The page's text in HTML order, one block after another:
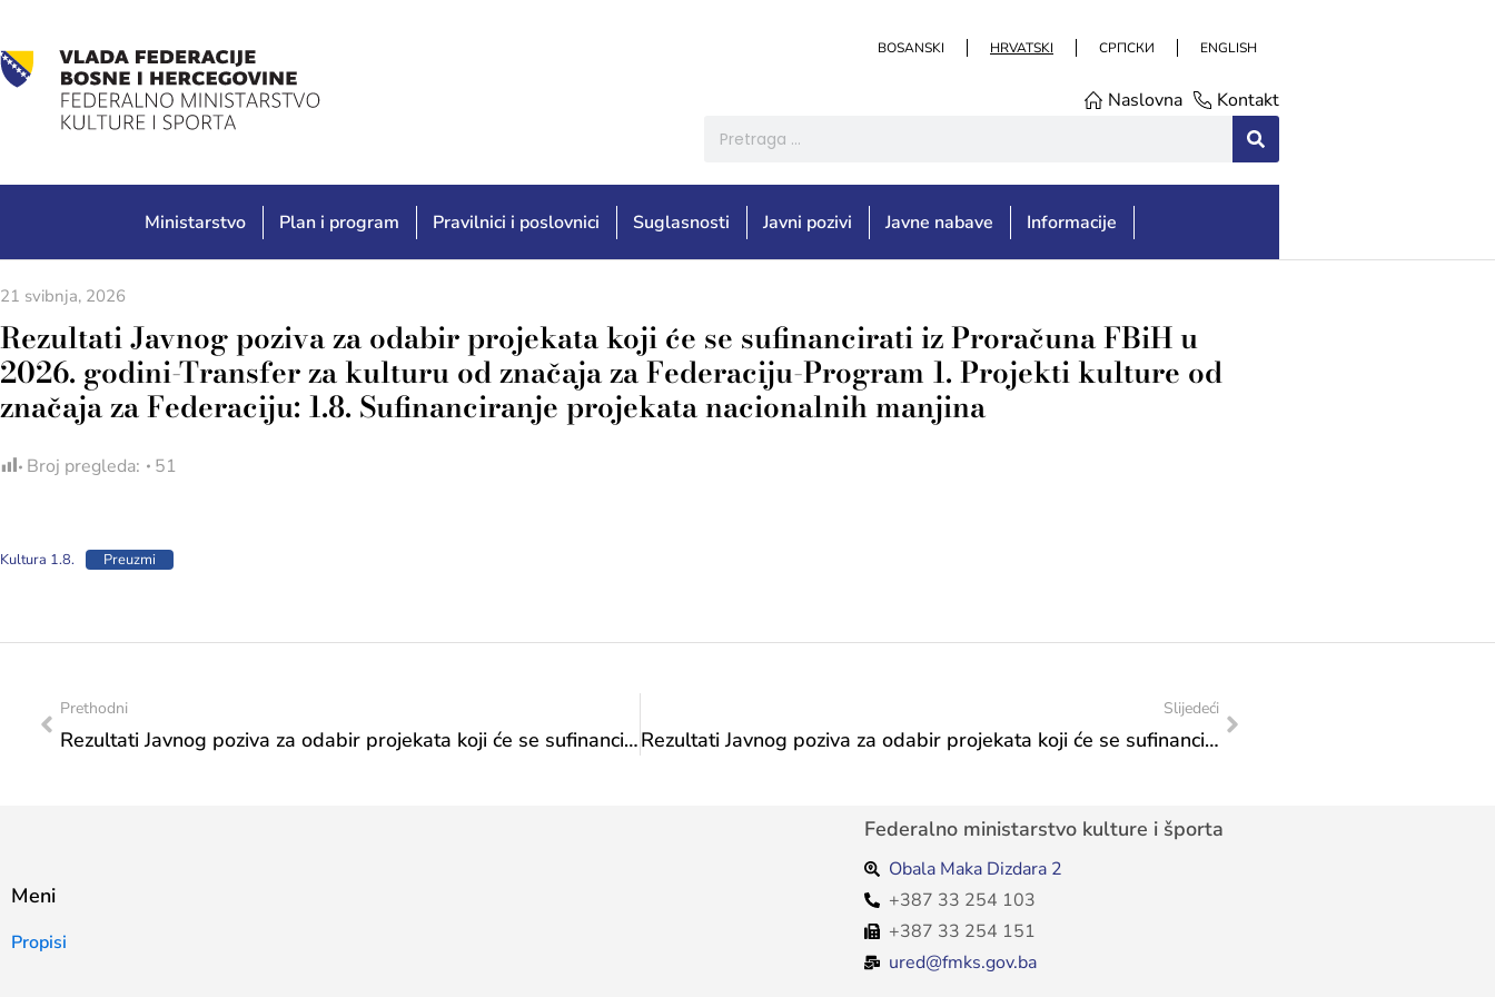
BOSANSKI HRVATSKI СРПСКИ ENGLISH
Naslovna Kontakt
Ministarstvo Plan i program Pravilnici i poslovnici Suglasnosti Javni pozivi Javne nabave Informacije
21 svibnja, 2026
Rezultati Javnog poziva za odabir projekata koji će se sufinancirati iz Proračuna FBiH u
2026. godini-Transfer za kulturu od značaja za Federaciju-Program 1. Projekti kulture od
značaja za Federaciju: 1.8. Sufinanciranje projekata nacionalnih manjina
Broj pregleda: 51
Kultura 1.8. Preuzmi
Prethodni
Rezultati Javnog poziva za odabir projekata koji će se sufinancirati iz Proračuna FBiH u 2026. godini-Transfer za kulturu od značaja za Federaciju-Program 1. Projekti kulture od značaja za Federaciju: 1.7. Tradicijski festivali i smotre
Slijedeći
Rezultati Javnog poziva za odabir projekata koji će se sufinancirati iz Proračuna FBiH u 2026. godini-Transfer za kulturu od značaja za Federaciju-Program 1, potprogram 1.9. Sufinanciranje projekata osoba s invaliditetom i poteškoćama u razvoju
Meni
Propisi
Federalno ministarstvo kulture i športa
Obala Maka Dizdara 2
+387 33 254 103
+387 33 254 151
ured@fmks.gov.ba